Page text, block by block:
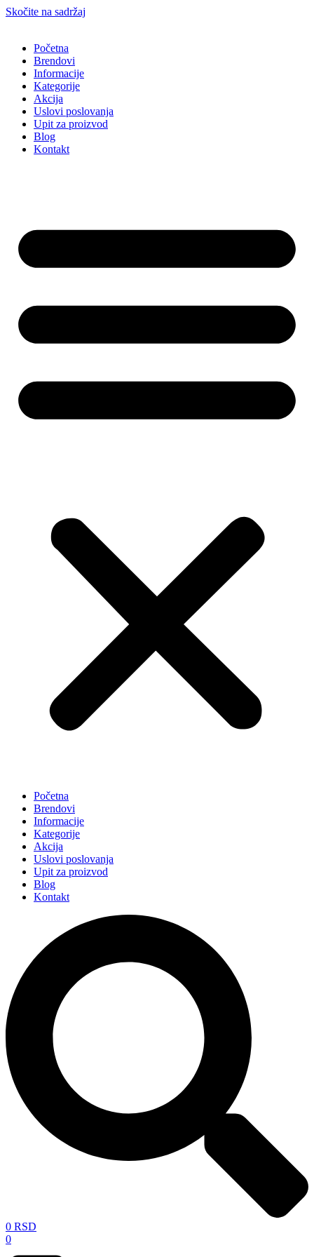
Skočite na sadržaj
Početna
Brendovi
Informacije
Kategorije
Akcija
Uslovi poslovanja
Upit za proizvod
Blog
Kontakt
Početna
Brendovi
Informacije
Kategorije
Akcija
Uslovi poslovanja
Upit za proizvod
Blog
Kontakt
0 RSD
0